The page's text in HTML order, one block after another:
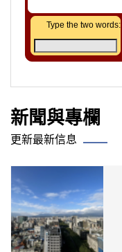
Type the two words:
新聞與專欄
更新最新信息